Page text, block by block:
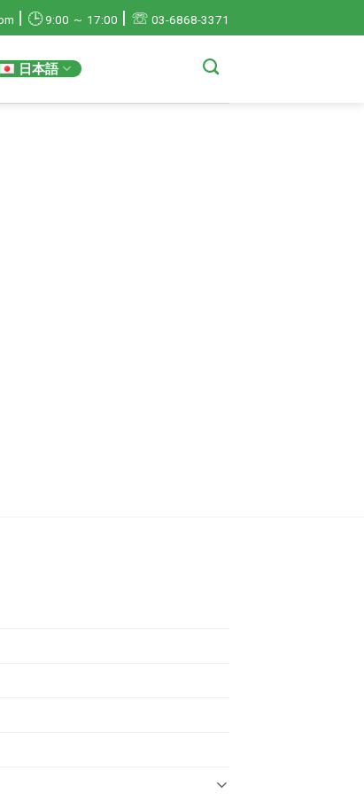
| 🕒9:00 ～ 17:00 | ☏ 03-6868-3371
日本語